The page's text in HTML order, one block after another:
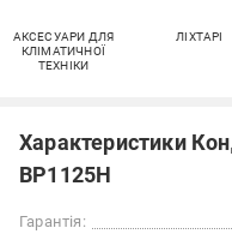
АКСЕСУАРИ ДЛЯ
КЛІМАТИЧНОЇ
ТЕХНІКИ
ЛІХТАРІ
Характеристики
BP1125H
Гарантія: